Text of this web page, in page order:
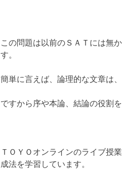
この問題は以前のＳＡＴには無
す。
簡単に言えば、論理的な文章は
ですから序や本論、結論の役割
ＴＯＹＯオンラインのライブ授
成法を学習しています。